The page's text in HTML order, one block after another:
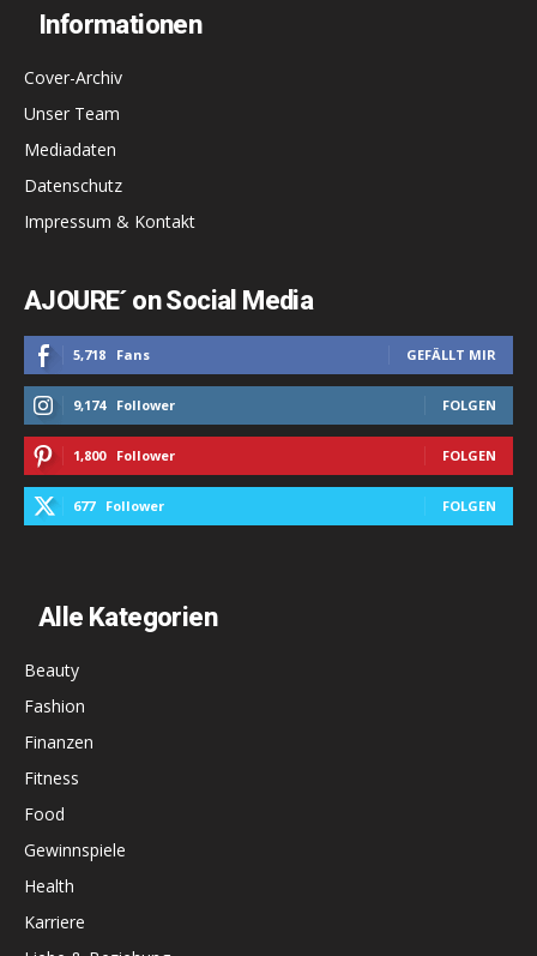
Informationen
Cover-Archiv
Unser Team
Mediadaten
Datenschutz
Impressum & Kontakt
AJOURE´ on Social Media
5,718 Fans GEFÄLLT MIR
9,174 Follower FOLGEN
1,800 Follower FOLGEN
677 Follower FOLGEN
Alle Kategorien
Beauty
Fashion
Finanzen
Fitness
Food
Gewinnspiele
Health
Karriere